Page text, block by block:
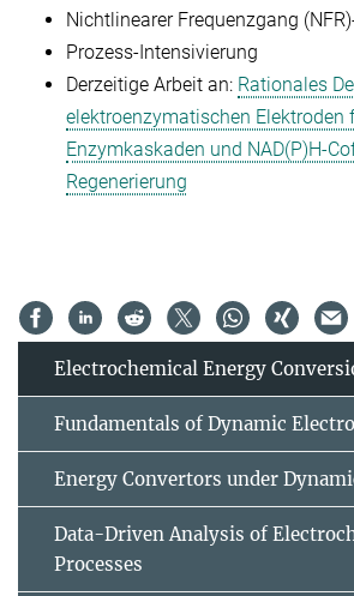
Nichtlinearer Frequenzgang
Prozess-Intensivierung
Derzeitige Arbeit an: Rationales
elektroenzymatischen Elektroden
Enzymkaskaden und NAD(P)H-
Regenerierung
Electrochemical Energy
Fundamentals of Dynamic
Energy Convertors under
Data-Driven Analysis of
Processes